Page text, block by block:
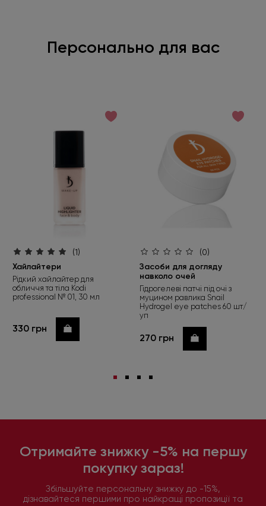
Персонально для вас
(1)
Хайлайтери
Рідкий хайлайтер для
обличчя та тіла Kodi
professional № 01, 30 мл
330 грн Купити
(0)
Засоби для догляду
навколо очей
Гідрогелеві патчі під очі з
муцином равлика Snail
Hydrogel eye patches 60 шт/
уп
270 грн Купити
Отримайте знижку -5% на першу
покупку зараз!
Збільшуйте персональну знижку до -15%,
дізнавайтеся першими про найкращі пропозиції та